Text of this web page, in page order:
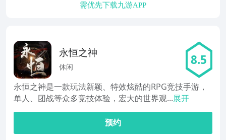
需优先下载九游APP
永恒之神
休闲 8.5
永恒之神是一款玩法新颖、特效炫酷的RPG竞技手游，
单人、团战等众多竞技体验，宏大的世界观...展开
预约